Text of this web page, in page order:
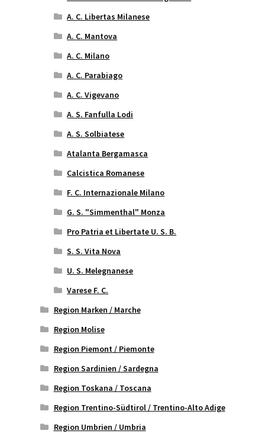
A. C. Libertas Milanese
A. C. Mantova
A. C. Milano
A. C. Parabiago
A. C. Vigevano
A. S. Fanfulla Lodi
A. S. Solbiatese
Atalanta Bergamasca
Calcistica Romanese
F. C. Internazionale Milano
G. S. "Simmenthal" Monza
Pro Patria et Libertate U. S. B.
S. S. Vita Nova
U. S. Melegnanese
Varese F. C.
Region Marken / Marche
Region Molise
Region Piemont / Piemonte
Region Sardinien / Sardegna
Region Toskana / Toscana
Region Trentino-Südtirol / Trentino-Alto Adige
Region Umbrien / Umbria